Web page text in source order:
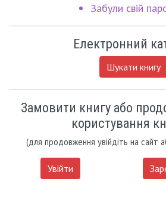
Забули свій
Електронний
Шукати книгу
Замовити книгу або
користування
(для продовження увійдіть на сайт
Увійти